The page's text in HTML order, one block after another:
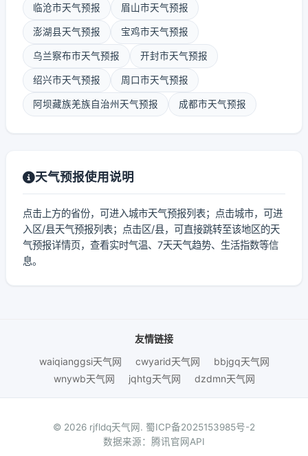
临沧市天气预报 眉山市天气预报
澎湖县天气预报 宝鸡市天气预报
乌兰察布市天气预报 开封市天气预报
绍兴市天气预报 周口市天气预报
阿坝藏族羌族自治州天气预报 成都市天气预报
天气预报使用说明
点击上方的省份，可进入城市天气预报列表；点击城市，可进
入区/县天气预报列表；点击区/县，可直接跳转至该地区的天
气预报详情页，查看实时气温、7天天气趋势、生活指数等信
息。
友情链接
waiqianggsi天气网
cwyarid天气网
bbjgq天气网
wnywb天气网
jqhtg天气网 dzdmn天气网
© 2026 rjfldq天气网. 蜀ICP备2025153985号-2
数据来源：腾讯官网API